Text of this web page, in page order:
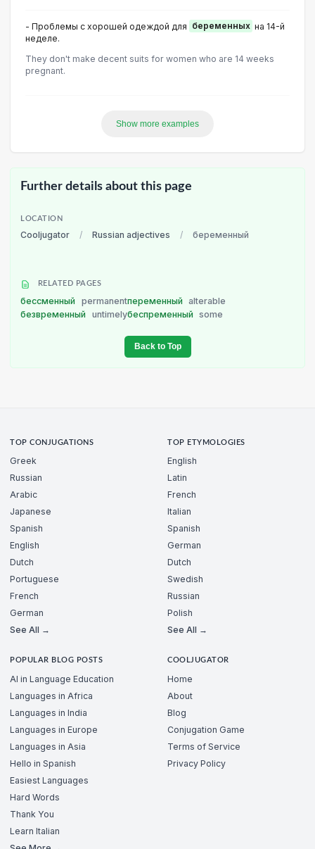
- Проблемы с хорошей одеждой для беременных на 14-й
неделе.
They don't make decent suits for women who are 14 weeks
pregnant.
Show more examples
Further details about this page
LOCATION
Cooljugator / Russian adjectives / беременный
RELATED PAGES
бессменный permanentпеременный
alterable
безвременный
untimelyбеспременный some
Back to Top
TOP CONJUGATIONS
Greek
Russian
Arabic
Japanese
Spanish
English
Dutch
Portuguese
French
German
See All →
TOP ETYMOLOGIES
English
Latin
French
Italian
Spanish
German
Dutch
Swedish
Russian
Polish
See All →
POPULAR BLOG POSTS
AI in Language Education
Languages in Africa
Languages in India
Languages in Europe
Languages in Asia
Hello in Spanish
Easiest Languages
Hard Words
Thank You
Learn Italian
COOLJUGATOR
Home
About
Blog
Conjugation Game
Terms of Service
Privacy Policy